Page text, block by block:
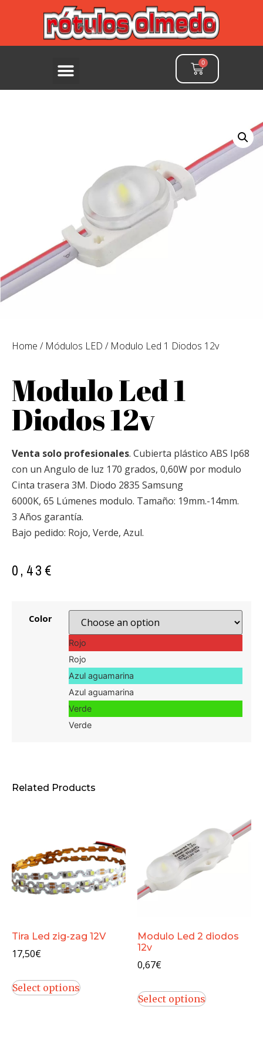
Home / Módulos LED / Modulo Led 1 Diodos 12v
Modulo Led 1
Diodos 12v
Venta solo profesionales. Cubierta plástico ABS Ip68
con un Angulo de luz 170 grados, 0,60W por modulo
Cinta trasera 3M. Diodo 2835 Samsung
6000K, 65 Lúmenes modulo. Tamaño: 19mm.-14mm.
3 Años garantía.
Bajo pedido: Rojo, Verde, Azul.
0,43 €
Color
Rojo
Rojo
Azul aguamarina
Azul aguamarina
Verde
Verde
Related Products
Tira Led zig-zag 12V
17,50€
Select options
Modulo Led 2 diodos
12v
0,67€
Select options